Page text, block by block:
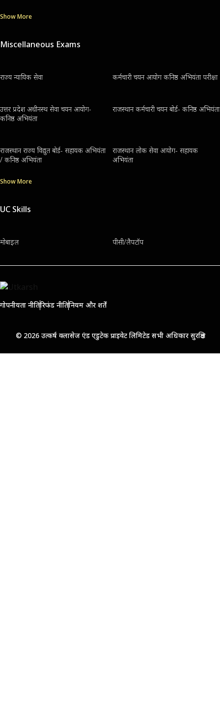
Show More
Miscellaneous Exams
राज्य न्यायिक सेवा कर्मचारी चयन आयोग कनिष्ठ अभियंता परीक्षा
उत्तर प्रदेश अधीनस्थ सेवा चयन आयोग-
कनिष्ठ अभियंता
राजस्थान कर्मचारी चयन बोर्ड- कनिष्ठ अभियंता
राजस्थान राज्य विद्युत बोर्ड- सहायक अभियंता
/ कनिष्ठ अभियंता
राजस्थान लोक सेवा आयोग- सहायक
अभियंता
Show More
UC Skills
मोबाइल पीसी/लैपटॉप
गोपनीयता नीतिरिफंड नीतिनियम और शर्तें
© 2026 उत्कर्ष क्लासेज एंड एडुटेक प्राइवेट लिमिटेड सभी अधिकार सुरक्षित